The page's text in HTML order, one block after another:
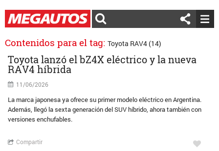
Contenidos para el tag: Toyota RAV4 (14)
Toyota lanzó el bZ4X eléctrico y la nueva
RAV4 híbrida
11/06/2026
La marca japonesa ya ofrece su primer modelo eléctrico en Argentina.
Además, llegó la sexta generación del SUV híbrido, ahora también con
versiones enchufables.
Compartir